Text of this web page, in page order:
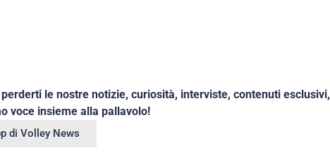
le nostre notizie, curiosità, interviste, contenuti esclusivi,
voce insieme alla pallavolo!
di Volley News